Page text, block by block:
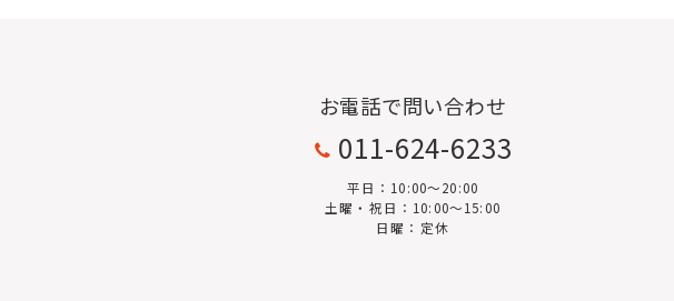
お電話で問い合わせ
011-624-6233
平日：10:00〜20:00
土曜・祝日：10:00～15:00
日曜：定休